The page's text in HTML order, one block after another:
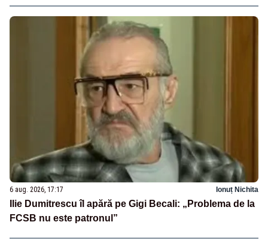
6 aug. 2026, 17:17 Ionuț Nichita
Ilie Dumitrescu îl apără pe Gigi Becali: „Problema de la
FCSB nu este patronul”